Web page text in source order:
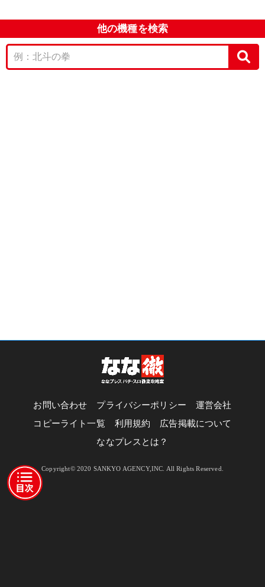
他の機種を検索
お問い合わせ プライバシーポリシー
運営会社
コピーライト一覧
利用規約
広告掲載について
ななプレスとは？
Copyright© 2020 SANKYO AGENCY,INC. All Rights Reserved.